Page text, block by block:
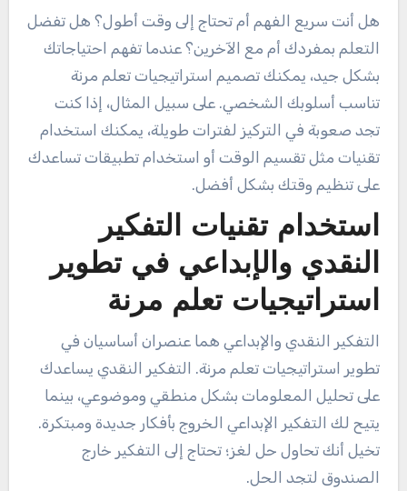
هل أنت سريع الفهم أم تحتاج إلى وقت أطول؟ هل تفضل
التعلم بمفردك أم مع الآخرين؟ عندما تفهم احتياجاتك
بشكل جيد، يمكنك تصميم استراتيجيات تعلم مرنة
تناسب أسلوبك الشخصي. على سبيل المثال، إذا كنت
تجد صعوبة في التركيز لفترات طويلة، يمكنك استخدام
تقنيات مثل تقسيم الوقت أو استخدام تطبيقات تساعدك
على تنظيم وقتك بشكل أفضل.
استخدام تقنيات التفكير
النقدي والإبداعي في تطوير
استراتيجيات تعلم مرنة
التفكير النقدي والإبداعي هما عنصران أساسيان في
تطوير استراتيجيات تعلم مرنة. التفكير النقدي يساعدك
على تحليل المعلومات بشكل منطقي وموضوعي، بينما
يتيح لك التفكير الإبداعي الخروج بأفكار جديدة ومبتكرة.
تخيل أنك تحاول حل لغز؛ تحتاج إلى التفكير خارج
الصندوق لتجد الحل.